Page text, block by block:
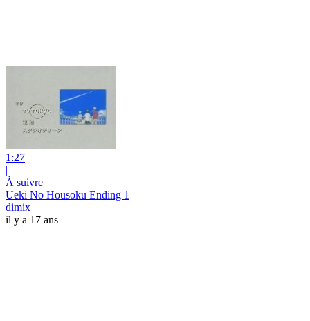
1:27
|
À suivre
Ueki No Housoku Ending 1
dimix
il y a 17 ans